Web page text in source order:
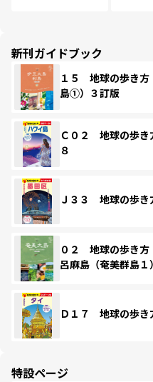
新刊ガイドブック
１５ 地球の歩き
島①）３訂版
Ｃ０２ 地球の歩
８
Ｊ３３ 地球の歩
０２ 地球の歩き
呂麻島（奄美群島
Ｄ１７ 地球の歩
特設ページ